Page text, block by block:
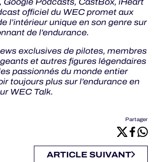
officiel du WEC promet aux
l’intérieur unique en son genre sur
de l’endurance.
exclusives de pilotes, membres
et autres figures légendaires
passionnés du monde entier
toujours plus sur l’endurance en
WEC Talk.
Partager
ARTICLE SUIVANT